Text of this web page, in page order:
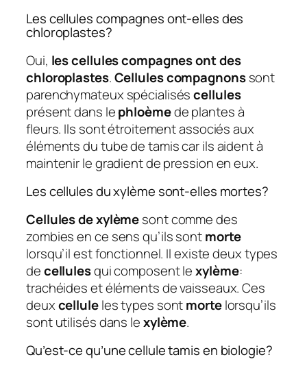
Les cellules compagnes ont-elles des
chloroplastes?
Oui, les cellules compagnes ont des
chloroplastes.Cellules compagnonssont
parenchymateux spécialiséscellules
présent dans lephloèmede plantes à
fleurs. Ils sont étroitement associés aux
éléments du tube de tamis car ils aident à
maintenir le gradient de pression en eux.
Les cellules du xylème sont-elles mortes?
Cellules de xylèmesont comme des
zombies en ce sens qu’ils sontmorte
lorsqu’il est fonctionnel. Il existe deux types
decellulesqui composent lexylème:
trachéides et éléments de vaisseaux. Ces
deuxcelluleles types sontmortelorsqu’ils
sont utilisés dans lexylème.
Qu’est-ce qu’une cellule tamis en biologie?